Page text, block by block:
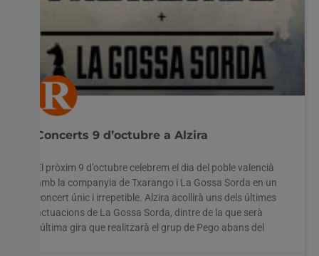
Concerts 9 d’octubre a Alzira
El pròxim 9 d’octubre celebrem el dia del poble valencià
amb la companyia de Txarango i La Gossa Sorda en un
concert únic i irrepetible. Alzira acollirà uns dels últimes
actuacions de La Gossa Sorda, dintre de la que serà
l’última gira que realitzarà el grup de Pego abans del